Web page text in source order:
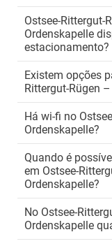
Ostsee-Rittergut-
Ordenskapelle
estacionamento?
Existem opções
Rittergut-Rügen
Há wi-fi no
Ordenskapelle?
Quando é
em Ostsee-
Ordenskapelle?
No Ostsee-
Ordenskapelle